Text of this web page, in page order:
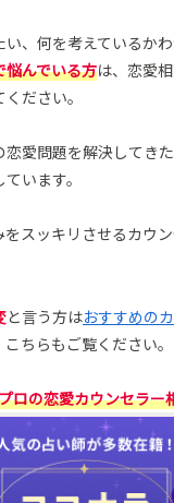
、何を考えているか
悩んでいる方は、恋愛
ださい。
恋愛問題を解決してき
います。
をスッキリさせるカウ
と言う方はおすすめの
ちらもご覧ください。
ロの恋愛カウンセラー